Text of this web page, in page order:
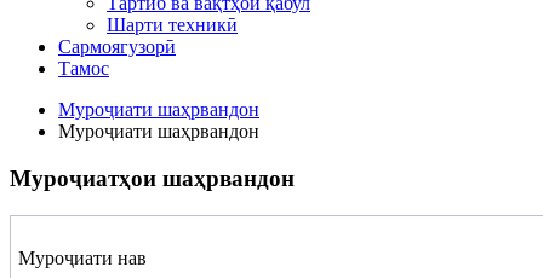
Шарти техникӣ
Сармоягузорӣ
Тамос
Муроҷиати шаҳрвандон
Муроҷиати шаҳрвандон
Муроҷиатҳои шаҳрвандон
Муроҷиати нав